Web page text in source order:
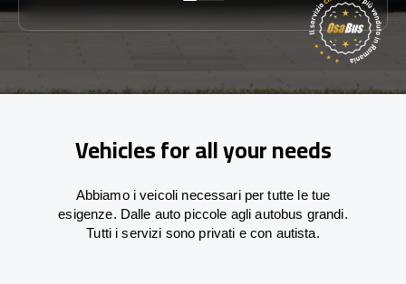
Vehicles for all your needs
Abbiamo i veicoli necessari per tutte le tue
esigenze. Dalle auto piccole agli autobus grandi.
Tutti i servizi sono privati e con autista.